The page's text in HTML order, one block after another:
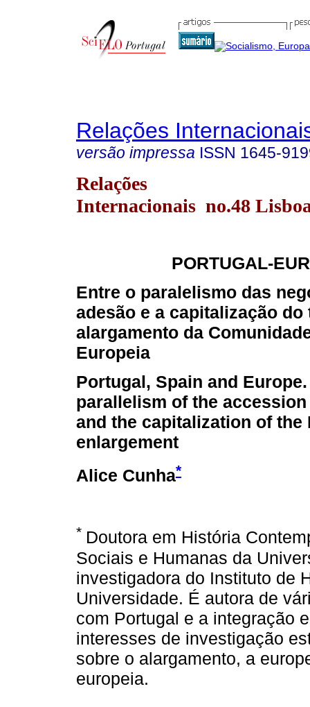
Relações
versão impressa ISSN 1645-
Relações
Internacionais no.48
PORTUGAL-
Entre o paralelismo das
adesão e a capitalização do
alargamento da
Europeia
Portugal, Spain and
parallelism of the
and the capitalization of the
enlargement
Alice Cunha*
* Doutora em História
Sociais e Humanas da
investigadora do Instituto de
Universidade. É autora de
com Portugal e a integração
interesses de investigação
sobre o alargamento, a
europeia.